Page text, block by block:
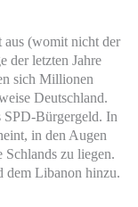
aus (womit nicht der
der letzten Jahre
sich Millionen
Deutschland.
SPD-Bürgergeld. In
in den Augen
Schlands zu liegen.
dem Libanon hinzu.